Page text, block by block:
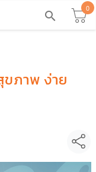
search
0
ขภาพ ง่าย